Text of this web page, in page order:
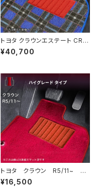
トヨタ クラウンエステート CRO
WN_ESTATE R7/3〜 AZSH3
8W・AZSH39W フロアマット
¥40,700
トヨタ クラウン R5/11~ AZ
SH32・KZSM30 フロアマット
一式 カーマット ハイグレー
¥16,500